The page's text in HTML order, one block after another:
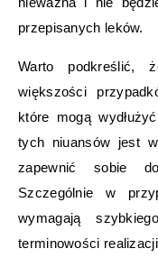
przepisanych leków.
Warto podkreślić,
większości
które mogą
tych niuansów jest
zapewnić sobie
Szczególnie w
wymagają
terminowości